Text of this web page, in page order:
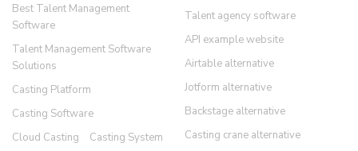
Best Talent Management
Software
Talent Management Software
Solutions
Casting Platform
Casting Software
Cloud Casting
Casting System
Talent agency software
API example website
Airtable alternative
Jotform alternative
Backstage alternative
Casting crane alternative